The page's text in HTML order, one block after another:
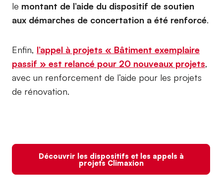
le montant de l’aide du dispositif de soutien
aux démarches de concertation a été renforcé.
Enfin, l’appel à projets « Bâtiment exemplaire
passif » est relancé pour 20 nouveaux projets,
avec un renforcement de l’aide pour les projets
de rénovation.
Découvrir les dispositifs et les appels à
projets Climaxion